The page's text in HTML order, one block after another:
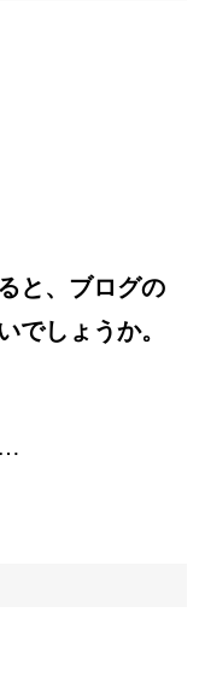
と、ブログの
でしょうか。